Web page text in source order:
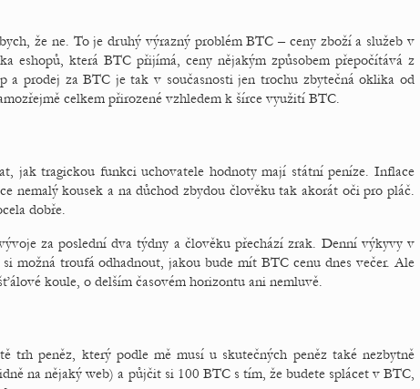
že ne. To je druhý výrazný problém BTC – ceny zboží a služeb v
eshopů, která BTC přijímá, ceny nějakým způsobem přepočítává z
a prodej za BTC je tak v současnosti jen trochu zbytečná oklika od
celkem přirozené vzhledem k šírce využití BTC.
jak tragickou funkci uchovatele hodnoty mají státní peníze. Inflace
nemalý kousek a na důchod zbydou člověku tak akorát oči pro pláč.
dobře.
za poslední dva týdny a člověku přechází zrak. Denní výkyvy v
možná troufá odhadnout, jakou bude mít BTC cenu dnes večer. Ale
koule, o delším časovém horizontu ani nemluvě.
trh peněz, který podle mě musí u skutečných peněz také nezbytně
na nějaký web) a půjčit si 100 BTC s tím, že budete splácet v BTC,